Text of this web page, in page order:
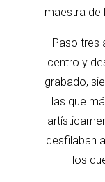
maestra de
Paso tres
centro y
grabado,
las que
desfilaban
los